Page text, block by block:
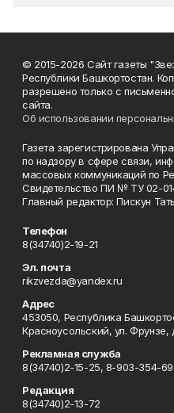
© 2015-2026 Сайт газеты
Республики Башкортостан.
разрешено только с
сайта.
Об использовании
Газета зарегистрирована
по надзору в сфере связи,
массовых коммуникаций по
Свидетельство ПИ № ТУ 02-
Главный редактор: Пискун
Телефон
8(34740)2-19-21
Эл. почта
rikzvezda@yandex.ru
Адрес
453050, Республика
Красноусольский, ул. Фрунзе,
Рекламная служба
8(34740)2-15-25, 8-903-354-
Редакция
8(34740)2-13-72